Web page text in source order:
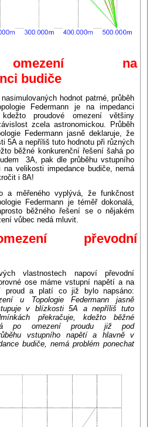
omezení na
budiče
hodnot patrné, průběh
Federmann je na impedanci
proudové omezení většiny
zcela astronomickou. Průběh
Federmann jasně deklaruje, že
5A a nepříliš tuto hodnotu při různých
běžné konkurenční řešení šahá po
3A, pak dle průběhu vstupního
velikosti impedance budiče, nemá
i 8A!
a měřeného vyplývá, že funkčnost
Federmann je téměř dokonalá,
běžného řešení se o nějakém
vůbec nedá mluvit.
převodní
vlastnostech napoví převodní
ose máme vstupní napětí a na
proud a platí co již bylo napsáno:
u Topologie Federmann jasně
v blízkosti 5A a nepříliš tuto
překračuje, kdežto běžné
po omezení proudu již pod
vstupního napětí a hlavně v
budiče, nemá problém ponechat